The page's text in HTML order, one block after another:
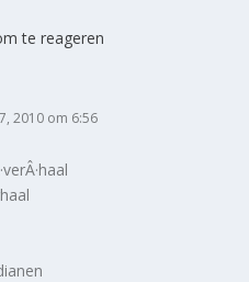
te reageren
2010 om 6:56